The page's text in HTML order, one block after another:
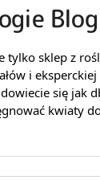
Blog
tylko sklep z
i
się jak
kwiaty